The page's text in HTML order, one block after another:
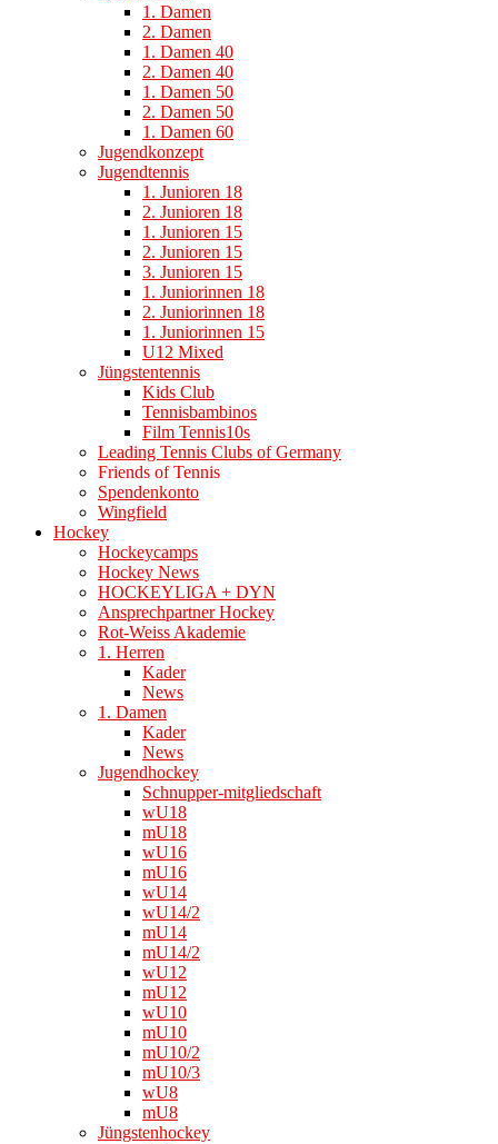
1. Damen
2. Damen
1. Damen 40
2. Damen 40
1. Damen 50
2. Damen 50
1. Damen 60
Jugendkonzept
Jugendtennis
1. Junioren 18
2. Junioren 18
1. Junioren 15
2. Junioren 15
3. Junioren 15
1. Juniorinnen 18
2. Juniorinnen 18
1. Juniorinnen 15
U12 Mixed
Jüngstentennis
Kids Club
Tennisbambinos
Film Tennis10s
Leading Tennis Clubs of Germany
Friends of Tennis
Spendenkonto
Wingfield
Hockey
Hockeycamps
Hockey News
HOCKEYLIGA + DYN
Ansprechpartner Hockey
Rot-Weiss Akademie
1. Herren
Kader
News
1. Damen
Kader
News
Jugendhockey
Schnupper-mitgliedschaft
wU18
mU18
wU16
mU16
wU14
wU14/2
mU14
mU14/2
wU12
mU12
wU10
mU10
mU10/2
mU10/3
wU8
mU8
Jüngstenhockey